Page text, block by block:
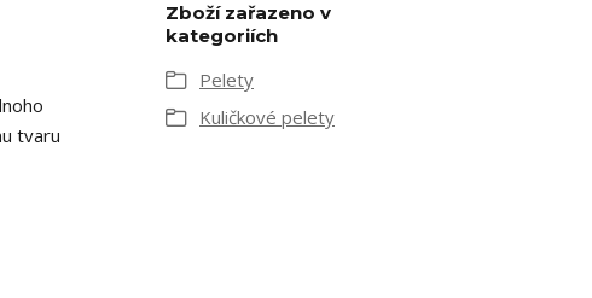
tvaru
Zboží zařazeno v
kategoriích
Pelety
Kuličkové pelety